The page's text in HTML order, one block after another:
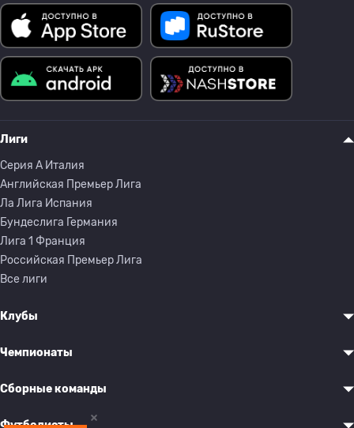
Лиги
Серия A Италия
Английская Премьер Лига
Ла Лига Испания
Бундеслига Германия
Лига 1 Франция
Российская Премьер Лига
Все лиги
Клубы
Чемпионаты
Сборные команды